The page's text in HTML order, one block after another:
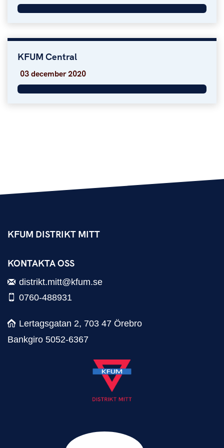
KFUM Central
KFUM Central
03 december 2020
KFUM DISTRIKT MITT
KONTAKTA OSS
distrikt.mitt@kfum.se
0760-488931
Lertagsgatan 2, 703 47 Örebro
Bankgiro 5052-6367